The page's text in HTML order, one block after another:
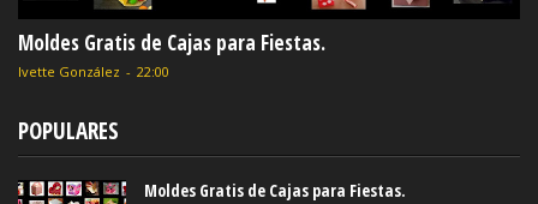
Moldes Gratis de Cajas para Fiestas.
Ivette González - 22:00
POPULARES
Moldes Gratis de Cajas para Fiestas.